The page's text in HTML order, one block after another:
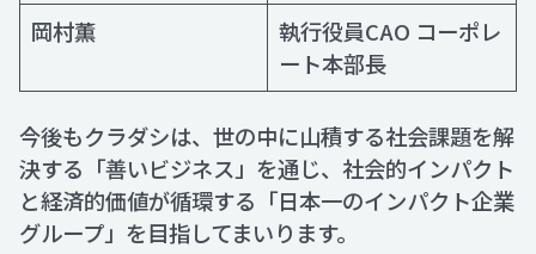
岡村薫
執行役員CAO コーポレ
ート本部長
今後もクラダシは、世の中に山積する社会課題を解
決する「善いビジネス」を通じ、社会的インパクト
と経済的価値が循環する「日本一のインパクト企業
グループ」を目指してまいります。